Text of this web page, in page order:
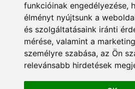
funkcióinak engedélyezése,
élményt nyújtsunk a
és szolgáltatásaink iránti
mérése, valamint a
személyre szabása, az Ön
relevánsabb hirdetések